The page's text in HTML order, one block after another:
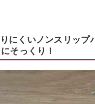
にくいノンスリッ
そっくり！